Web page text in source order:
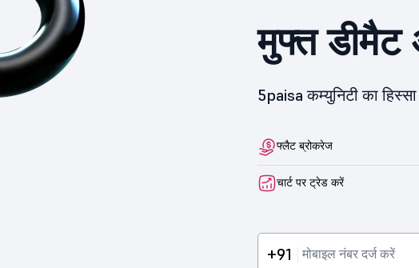
मुफ्त
5paisa कम्युनिटी का
फ्लैट ब्रोकरेज
चार्ट पर ट्रेड करें
+91